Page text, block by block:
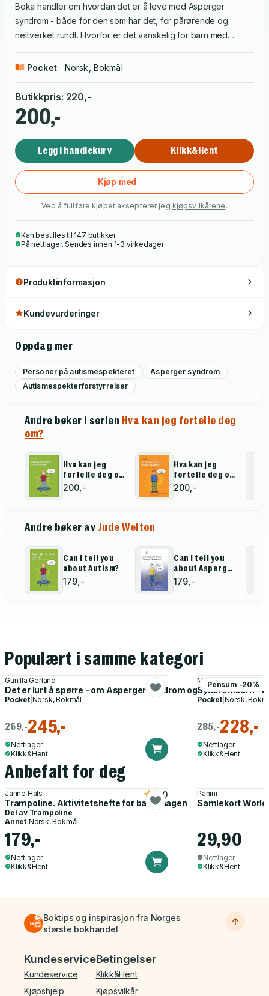
Boka handler om hvordan det er å leve med Asperger
syndrom - både for den som har det, for pårørende og
nettverket rundt. Hvorfor er det vanskelig for barn med
være utfordrende for en med Aspberger syndrom å være
hvordan du bruker billedlige uttrykk og ironiske
bemerkninger når du snakker med en som har Aspberger
syndrom? Disse er blant spørsmålene du får svar på i denne
brukes som en fellesskapsbok for voksne og barn. Teksten
er enkel nok til at barn fra 7 til 15 år også kan lese den på
egen hånd. Alle som jobber med barn i ulike sammenhenger
vil ha stor nytte av boka.
Pocket Norsk, Bokmål
Butikkpris: 220,-
200,-
Legg i handlekurv Klikk&Hent
Kjøp med
Ved å fullføre kjøpet aksepterer jeg kjøpsvilkårene .
Kan bestilles til 147 butikker
På nettlager. Sendes innen 1-3 virkedager
Produktinformasjon
Kundevurderinger
Oppdag mer
Personer på autismespekteret
Asperger syndrom
Autismespekterforstyrrelser
Andre bøker i serien Hva kan jeg fortelle deg
om?
Hva kan jeg
fortelle deg om
autisme?
200,-
Hva kan jeg
fortelle deg om
stamming?
200,-
Andre bøker avJude Welton
Can I tell you
about Autism?
179,-
Can I tell you
about Asperger
Syndrome?
179,-
Populært i samme kategori
Gunilla Gerland
Det er lurt å spørre - om Asperger syndrom og
Pocket| Norsk, Bokmål
269,-245,-
Nettlager
Klikk&Hent
Pensum -20%
Martin L. Kutscher,
Syndrombarn -
Pocket| Norsk,
285,-228,-
Nettlager
Klikk&Hent
Anbefalt for deg
Janne Hals
Trampoline. Aktivitetshefte for barnehagen
5.0
Del av Trampoline
Annet Norsk, Bokmål
179,-
Nettlager
Klikk&Hent
Panini
Samlekort
29,90
Nettlager
Klikk&Hent
Boktips og inspirasjon fra Norges
største bokhandel
Bunnmeny
Kundeservice
Kundeservice
Kjøpshjelp
Betingelser
Klikk&Hent
Kjøpsvilkår